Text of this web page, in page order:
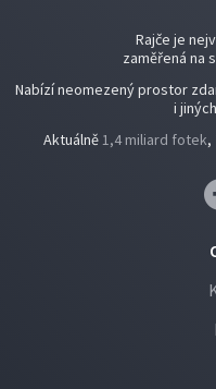
Rajče je
zaměřená na
Nabízí neomezený prostor
i
Aktuálně1,4 miliard fotek,